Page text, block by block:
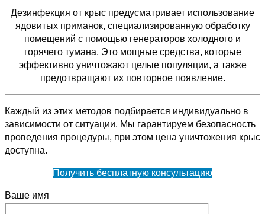
Дезинфекция от крыс предусматривает использование
ядовитых приманок, специализированную обработку
помещений с помощью генераторов холодного и
горячего тумана. Это мощные средства, которые
эффективно уничтожают целые популяции, а также
предотвращают их повторное появление.
Каждый из этих методов подбирается индивидуально в
зависимости от ситуации. Мы гарантируем безопасность
проведения процедуры, при этом цена уничтожения крыс
доступна.
Получить бесплатную консультацию
Ваше имя